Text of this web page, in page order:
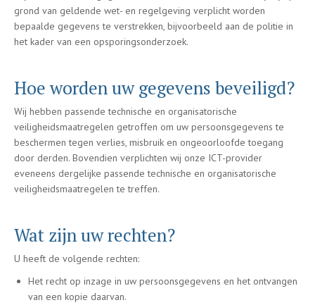
grond van geldende wet- en regelgeving verplicht worden
bepaalde gegevens te verstrekken, bijvoorbeeld aan de politie in
het kader van een opsporingsonderzoek.
Hoe worden uw gegevens beveiligd?
Wij hebben passende technische en organisatorische
veiligheidsmaatregelen getroffen om uw persoonsgegevens te
beschermen tegen verlies, misbruik en ongeoorloofde toegang
door derden. Bovendien verplichten wij onze ICT-provider
eveneens dergelijke passende technische en organisatorische
veiligheidsmaatregelen te treffen.
Wat zijn uw rechten?
U heeft de volgende rechten:
Het recht op inzage in uw persoonsgegevens en het ontvangen
van een kopie daarvan.